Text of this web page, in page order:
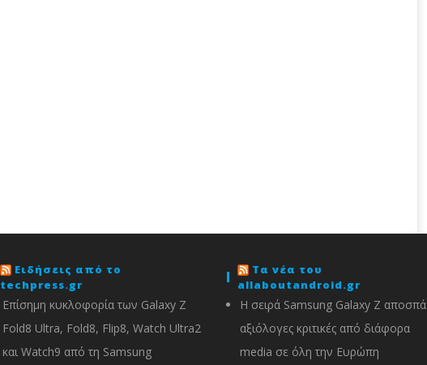
Ειδήσεις από το
techpress.gr
Επίσημη κυκλοφορία των Galaxy Z
Fold8 Ultra, Fold8, Flip8, Watch Ultra2
και Watch9 από τη Samsung
Τα νέα του
allaboutandroid.gr
Η σειρά Samsung Galaxy Z αποσπά
αξιόλογες κριτικές από διάφορα
media σε όλη την Ευρώπη